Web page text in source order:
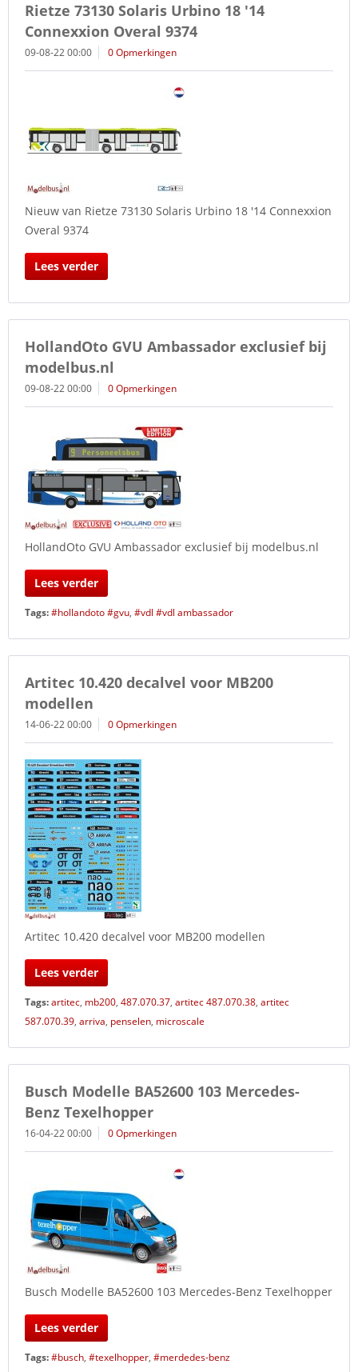
Rietze 73130 Solaris Urbino 18 '14
Connexxion Overal 9374
09-08-22 00:00 0 Opmerkingen
Nieuw van Rietze 73130 Solaris Urbino 18 '14 Connexxion
Overal 9374
Lees verder
HollandOto GVU Ambassador exclusief bij
modelbus.nl
09-08-22 00:00 0 Opmerkingen
HollandOto GVU Ambassador exclusief bij modelbus.nl
Lees verder
Tags:#hollandoto #gvu, #vdl #vdl ambassador
Artitec 10.420 decalvel voor MB200
modellen
14-06-22 00:00 0 Opmerkingen
Artitec 10.420 decalvel voor MB200 modellen
Lees verder
Tags:artitec, mb200, 487.070.37, artitec 487.070.38, artitec
587.070.39, arriva, penselen, microscale
Busch Modelle BA52600 103 Mercedes-
Benz Texelhopper
16-04-22 00:00 0 Opmerkingen
Busch Modelle BA52600 103 Mercedes-Benz Texelhopper
Lees verder
Tags:#busch, #texelhopper, #merdedes-benz